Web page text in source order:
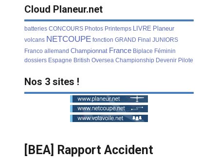
Cloud Planeur.net
batteries CONCOURS Photos Printemps LIVRE Planeur
volcans NETCOUPE fonction GRAND Final JUNIORS
Franco allemand Championnat France Biplace Féminin
dossiers Espagne British Oversea Championship Devenir Pilote
Nos 3 sites !
[BEA] Rapport Accident